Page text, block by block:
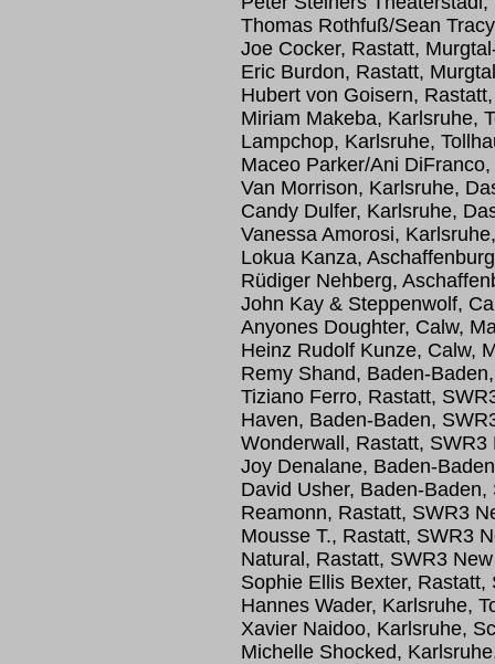
Thomas Rothfuß/Sean
Joe Cocker, Rastatt,
Eric Burdon, Rastatt,
Hubert von Goisern,
Miriam Makeba, Karlsruhe,
Lampchop, Karlsruhe,
Maceo Parker/Ani
Van Morrison, Karlsruhe,
Candy Dulfer, Karlsruhe,
Vanessa Amorosi,
Lokua Kanza,
Rüdiger Nehberg,
John Kay & Steppenwolf,
Anyones Doughter, Calw,
Heinz Rudolf Kunze, Calw,
Remy Shand, Baden-
Tiziano Ferro, Rastatt,
Haven, Baden-Baden,
Wonderwall, Rastatt, SWR3
Joy Denalane, Baden-
David Usher, Baden-
Reamonn, Rastatt, SWR3
Mousse T., Rastatt, SWR3
Natural, Rastatt, SWR3
Sophie Ellis Bexter,
Hannes Wader, Karlsruhe,
Xavier Naidoo, Karlsruhe,
Michelle Shocked,